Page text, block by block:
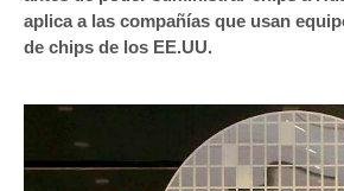
aplica a las compañías que usan
de chips de los EE.UU.